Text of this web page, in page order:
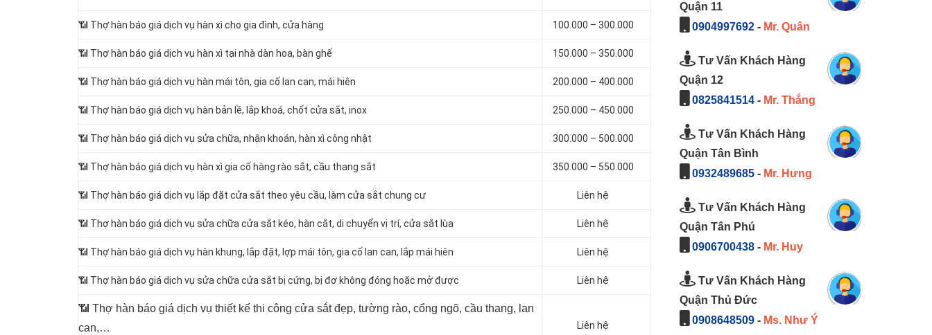
📶 Thợ hàn báo giá dịch vụ hàn xì cho gia đình, cửa hàng 100.000 – 300.000
📶 Thợ hàn báo giá dịch vụ hàn xì tại nhà dàn hoa, bàn ghế 150.000 – 350.000
📶 Thợ hàn báo giá dịch vụ hàn mái tôn, gia cố lan can, mái hiên 200.000 – 400.000
📶 Thợ hàn báo giá dịch vụ hàn bản lề, lắp khoá, chốt cửa sắt, inox 250.000 – 450.000
📶 Thợ hàn báo giá dịch vụ sửa chữa, nhận khoán, hàn xì công nhật 300.000 – 500.000
📶 Thợ hàn báo giá dịch vụ hàn xì gia cố hàng rào sắt, cầu thang sắt 350.000 – 550.000
📶 Thợ hàn báo giá dịch vụ lắp đặt cửa sắt theo yêu cầu, làm cửa sắt chung cư Liên hệ
📶 Thợ hàn báo giá dịch vụ sửa chữa cửa sắt kéo, hàn cắt, di chuyển vị trí, cửa sắt lùa Liên hệ
📶 Thợ hàn báo giá dịch vụ hàn khung, lắp đặt, lợp mái tôn, gia cố lan can, lắp mái hiên Liên hệ
📶 Thợ hàn báo giá dịch vụ sửa chữa cửa sắt bị cứng, bị đơ không đóng hoặc mở được Liên hệ
📶 Thợ hàn báo giá dịch vụ thiết kế thi công cửa sắt đẹp, tường rào, cổng ngõ, cầu thang, lan
can,…
Liên hệ
Quận 11
0904997692- Mr. Quân
Tư Vấn Khách Hàng
Quận 12
0825841514- Mr. Thắng
Tư Vấn Khách Hàng
Quận Tân Bình
0932489685- Mr. Hưng
Tư Vấn Khách Hàng
Quận Tân Phú
0906700438- Mr. Huy
Tư Vấn Khách Hàng
Quận Thủ Đức
0908648509- Ms. Như Ý